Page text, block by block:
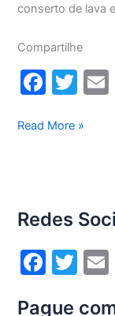
conserto de lava
Compartilhe
F
c
o
o
k
T
itt
Conserto
12Kg
Read More »
Redes
F
T
Pague